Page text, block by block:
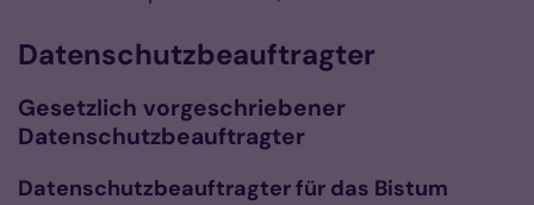
Datenschutzbeauftragter
Gesetzlich vorgeschriebener
Datenschutzbeauftragter
Datenschutzbeauftragter für das Bistum